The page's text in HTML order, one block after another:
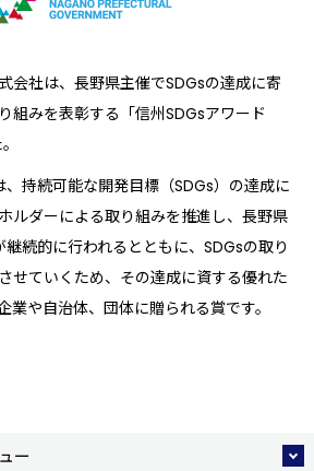
会社は、長野県主催でSDGsの達成に寄
組みを表彰する「信州SDGsアワード
持続可能な開発目標（SDGs）の達成に
ルダーによる取り組みを推進し、長野県
続的に行われるとともに、SDGsの取り
せていくため、その達成に資する優れた
業や自治体、団体に贈られる賞です。
ー